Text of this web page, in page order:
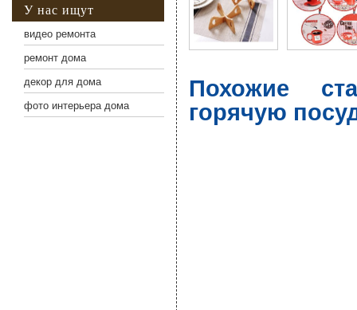
Похожие
горячую
У нас ищут
видео ремонта
ремонт дома
декор для дома
фото интерьера дома